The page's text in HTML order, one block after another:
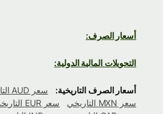
أسعار الصرف:
التحويلات المالية الدولية:
أسعار الصرف التاريخية: سعر AUD التاريخي
سعر MXN التاريخي
سعر EUR التاريخي